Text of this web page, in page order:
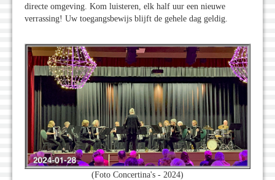
directe omgeving. Kom luisteren, elk half uur een nieuwe
verrassing! Uw toegangsbewijs blijft de gehele dag geldig.
(Foto Concertina's - 2024)